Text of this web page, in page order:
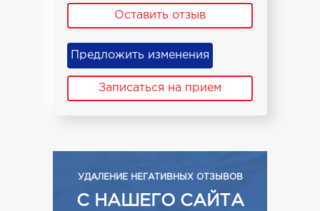
Оставить отзыв
Предложить изменения
Записаться на прием
УДАЛЕНИЕ НЕГАТИВНЫХ ОТЗЫВОВ
С НАШЕГО САЙТА